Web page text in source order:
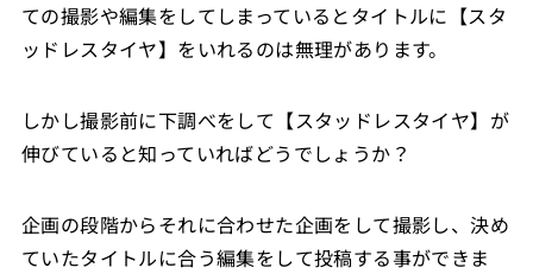
ての撮影や編集をしてしまっているとタイトルに【スタ
ッドレスタイヤ】をいれるのは無理があります。
しかし撮影前に下調べをして【スタッドレスタイヤ】が
伸びていると知っていればどうでしょうか？
企画の段階からそれに合わせた企画をして撮影し、決め
ていたタイトルに合う編集をして投稿する事ができま